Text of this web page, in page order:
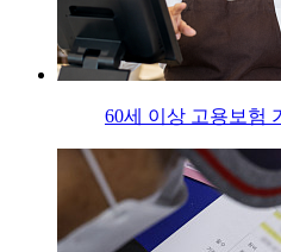
60세 이상 고용보험